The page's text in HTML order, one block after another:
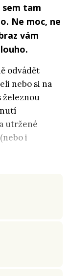
sem tam
Ne moc, ne
vám
odvádět
nebo si na
železnou
utržené
i